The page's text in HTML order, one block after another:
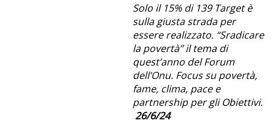
Solo il 15% di 139 Target è
sulla giusta strada per
essere realizzato. “Sradicare
la povertà” il tema di
quest’anno del Forum
dell’Onu. Focus su povertà,
fame, clima, pace e
partnership per gli Obiettivi.
26/6/24